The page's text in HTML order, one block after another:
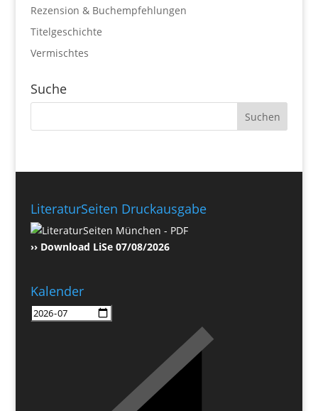
Rezension & Buchempfehlungen
Titelgeschichte
Vermischtes
Suche
LiteraturSeiten Druckausgabe
›› Download LiSe 07/08/2026
Kalender